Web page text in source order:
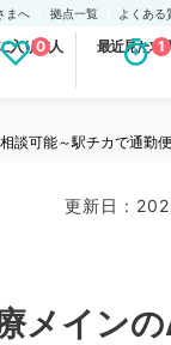
まへ 拠点一覧 よくある
入り求人
0 最近見た求1
可能～駅チカで通勤便
更新日 :
メインの